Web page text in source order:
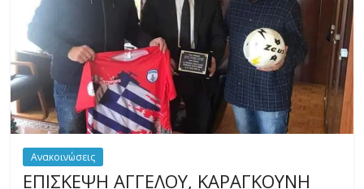
Ανακοινώσεις
ΕΠΙΣΚΕΨΗ ΑΓΓΕΛΟΥ, ΚΑΡΑΓΚΟΥΝΗ